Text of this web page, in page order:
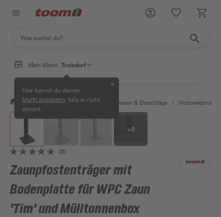
Mein Markt: Troisdorf
Hier kannst du deinen
Markt anpassen , falls er nicht
stimmt.
✕
/ Werkstatt & Maschinen / Eisenwaren & Beschläge / Holzverbinder
+2
(3)
Zaunpfostenträger mit
Bodenplatte für WPC Zaun
'Tim' und Mülltonnenbox